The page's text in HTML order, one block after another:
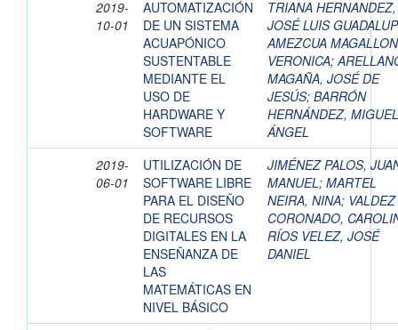
2019-
10-01
AUTOMATIZACIÓN
DE UN SISTEMA
ACUAPÓNICO
SUSTENTABLE
MEDIANTE EL
USO DE
HARDWARE Y
SOFTWARE
TRIANA HERNANDEZ,
JOSÉ LUIS
AMEZCUA
VERONICA;
MAGAÑA, JOSÉ DE
JESÚS; BARRÓN
HERNÁNDEZ, MIGUEL
ÁNGEL
2019-
06-01
UTILIZACIÓN DE
SOFTWARE LIBRE
PARA EL DISEÑO
DE RECURSOS
DIGITALES EN LA
ENSEÑANZA DE
LAS
MATEMÁTICAS EN
NIVEL BÁSICO
JIMÉNEZ PALOS,
MANUEL; MARTEL
NEIRA, NINA; VALDEZ
CORONADO,
RÍOS VELEZ, JOSÉ
DANIEL